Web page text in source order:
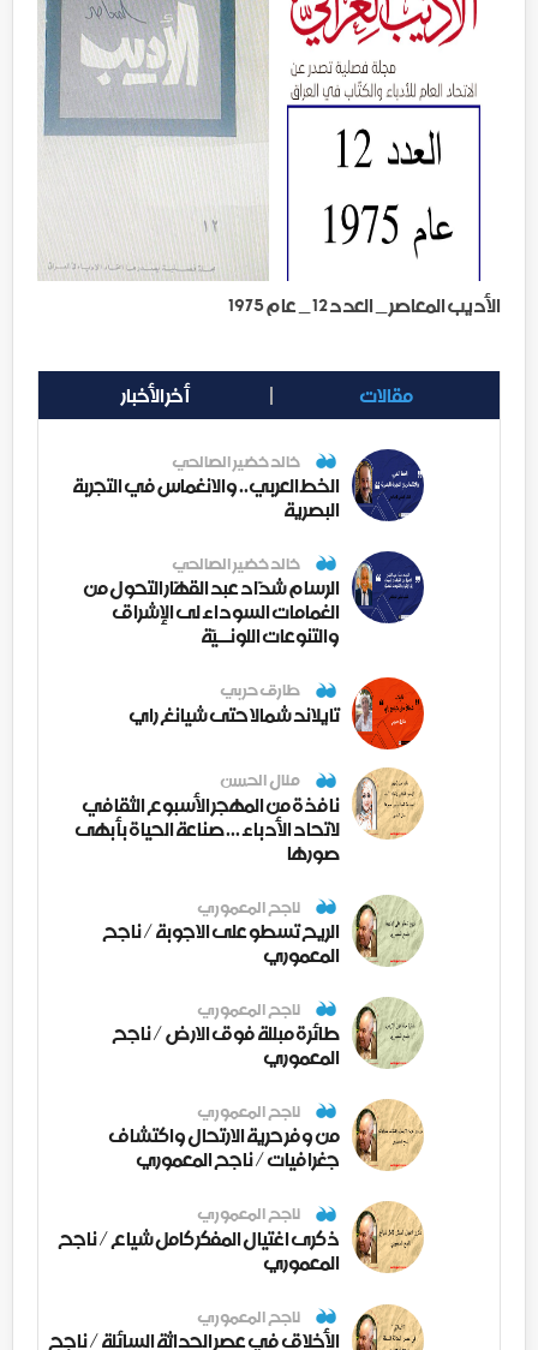
الأديب المعاصر _ العدد 12 _ عام 1975
مقالات أخر الأخبار
خالد خضير الصالحي
الخط العربي.. والانغماس في التجربة
البصرية
خالد خضير الصالحي
الرسام شدّاد عبد القهّار التحول من
الغمامات السوداء لى الإشراق
والتنوعات اللونــيّة
طارق حربي
تايلاند شمالا حتى شيانغ راي
منال الحسن
نافذة من المهجر الأسبوع الثقافي
لاتحاد الأدباء ... صناعة الحياة بأبهى
صورها
ناجح المعموري
الريح تسطو على الاجوبة / ناجح
المعموري
ناجح المعموري
طائرة مبللة فوق الارض / ناجح
المعموري
ناجح المعموري
من وفر حرية الارتحال واكتشاف
جغرافيات / ناجح المعموري
ناجح المعموري
ذكرى اغتيال المفكر كامل شياع / ناجح
المعموري
ناجح المعموري
الأخلاق في عصر الحداثة السائلة / ناجح